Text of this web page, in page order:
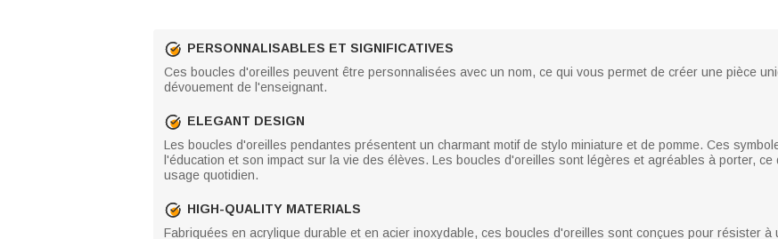
PERSONNALISABLES ET SIGNIFICATIVES
Ces boucles d'oreilles peuvent être personnalisées avec un nom, ce qui vous permet de créer une pièce
dévouement de l'enseignant.
ELEGANT DESIGN
Les boucles d'oreilles pendantes présentent un charmant motif de stylo miniature et de pomme. Ces
l'éducation et son impact sur la vie des élèves. Les boucles d'oreilles sont légères et agréables à porter,
usage quotidien.
HIGH-QUALITY MATERIALS
Fabriquées en acrylique durable et en acier inoxydable, ces boucles d'oreilles sont conçues pour résister